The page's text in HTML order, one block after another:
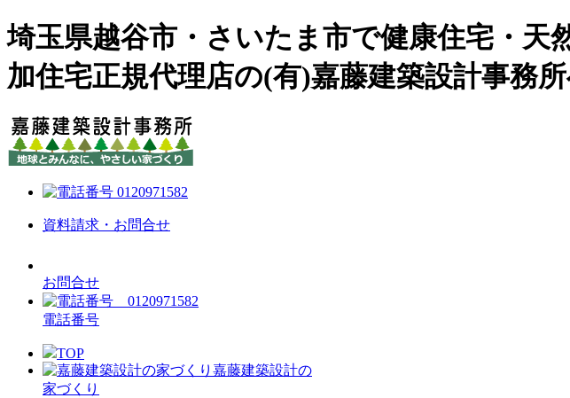
埼玉県越谷市・さいたま市で健康住宅・天
加住宅正規代理店の(有)嘉藤建築設計事務所
資料請求・お問合せ
お問合せ
電話番号
TOP
嘉藤建築設計の
家づくり